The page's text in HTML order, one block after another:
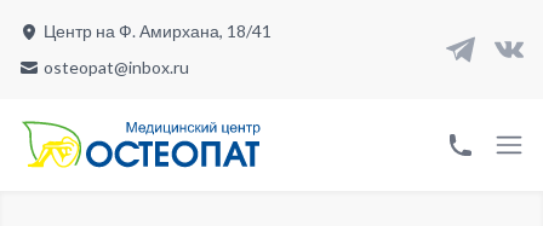
Центр на Ф. Амирхана, 18/41
osteopat@inbox.ru